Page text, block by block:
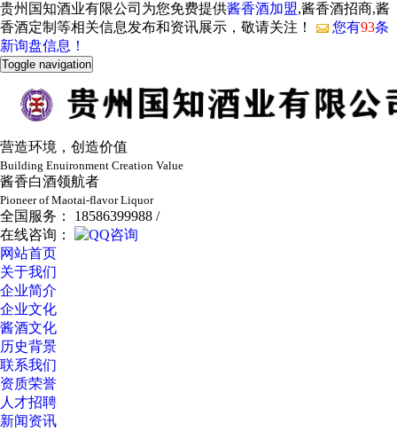
贵州国知酒业有限公司为您免费提供酱香酒加盟,酱香酒招商,酱
香酒定制等相关信息发布和资讯展示，敬请关注！
您有93条
新询盘信息！
Toggle navigation
营造环境，创造价值
Building Enuironment Creation Value
酱香白酒领航者
Pioneer of Maotai-flavor Liquor
全国服务： 18586399988 /
在线咨询：
网站首页
关于我们
企业简介
企业文化
酱酒文化
历史背景
联系我们
资质荣誉
人才招聘
新闻资讯